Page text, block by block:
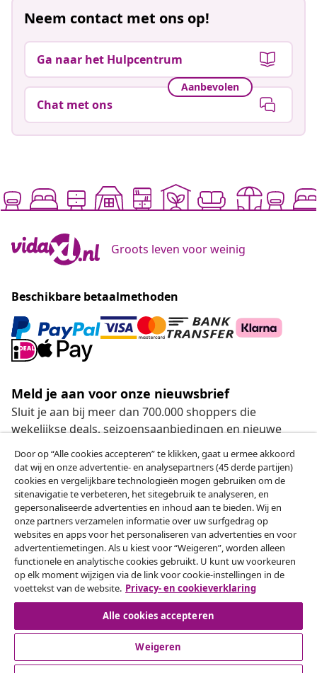
Neem contact met ons op!
Ga naar het Hulpcentrum
Aanbevolen
Chat met ons
Groots leven voor weinig
Beschikbare betaalmethoden
Meld je aan voor onze nieuwsbrief
Sluit je aan bij meer dan 700.000 shoppers die
wekelijkse deals, seizoensaanbiedingen en nieuwe
Onze sociale media
Herroeping van de overeenkomst
Een annulering voor je bestelling indienen
Herroeping van de overeenkomst
Klantenservice
Door op “Alle cookies accepteren” te klikken, gaat u ermee akkoord
dat wij en onze advertentie- en analysepartners (45 derde partijen)
cookies en vergelijkbare technologieën mogen gebruiken om de
sitenavigatie te verbeteren, het sitegebruik te analyseren, en
gepersonaliseerde advertenties en inhoud aan te bieden. Wij en
onze partners verzamelen informatie over uw surfgedrag op
websites en apps voor het personaliseren van advertenties en voor
advertentiemetingen. Als u kiest voor “Weigeren”, worden alleen
functionele en analytische cookies gebruikt. U kunt uw voorkeuren
op elk moment wijzigen via de link voor cookie-instellingen in de
voettekst van de website. Privacy- en cookieverklaring
Alle cookies accepteren
Weigeren